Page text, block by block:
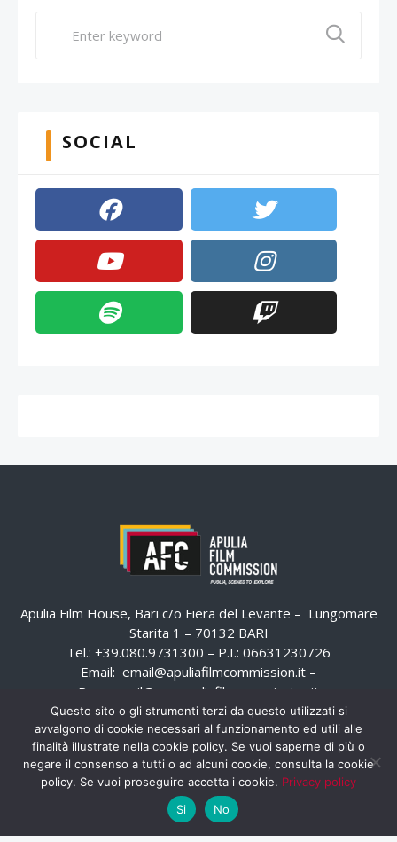
SOCIAL
Apulia Film House, Bari c/o Fiera del Levante – Lungomare
Starita 1 – 70132 BARI
Tel.: +39.080.9731300 – P.I.: 06631230726
Email: email@apuliafilmcommission.it –
Pec:
email@pec.apuliafilmcommission.it
Questo sito o gli strumenti terzi da questo utilizzati si
avvalgono di cookie necessari al funzionamento ed utili alle
finalità illustrate nella cookie policy. Se vuoi saperne di più o
negare il consenso a tutti o ad alcuni cookie, consulta la cookie
policy. Se vuoi proseguire accetta i cookie. Privacy policy
Si
No